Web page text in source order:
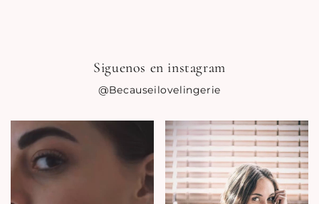
Siguenos en instagram
@Becauseilovelingerie